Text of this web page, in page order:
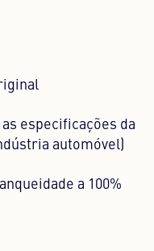
especificações da
automóvel)
a 100%